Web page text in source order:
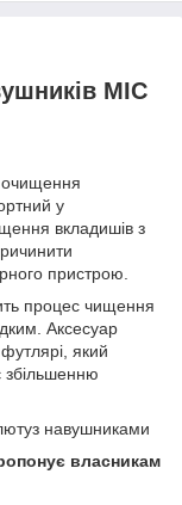
MIC
очищення
у
вкладишів з
пристрою.
процес чищення
Аксесуар
який
навушниками
власникам